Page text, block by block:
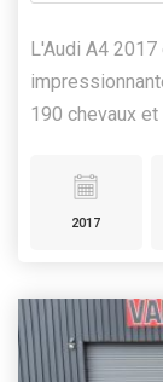
L'Audi A4
190 chevaux et
2017